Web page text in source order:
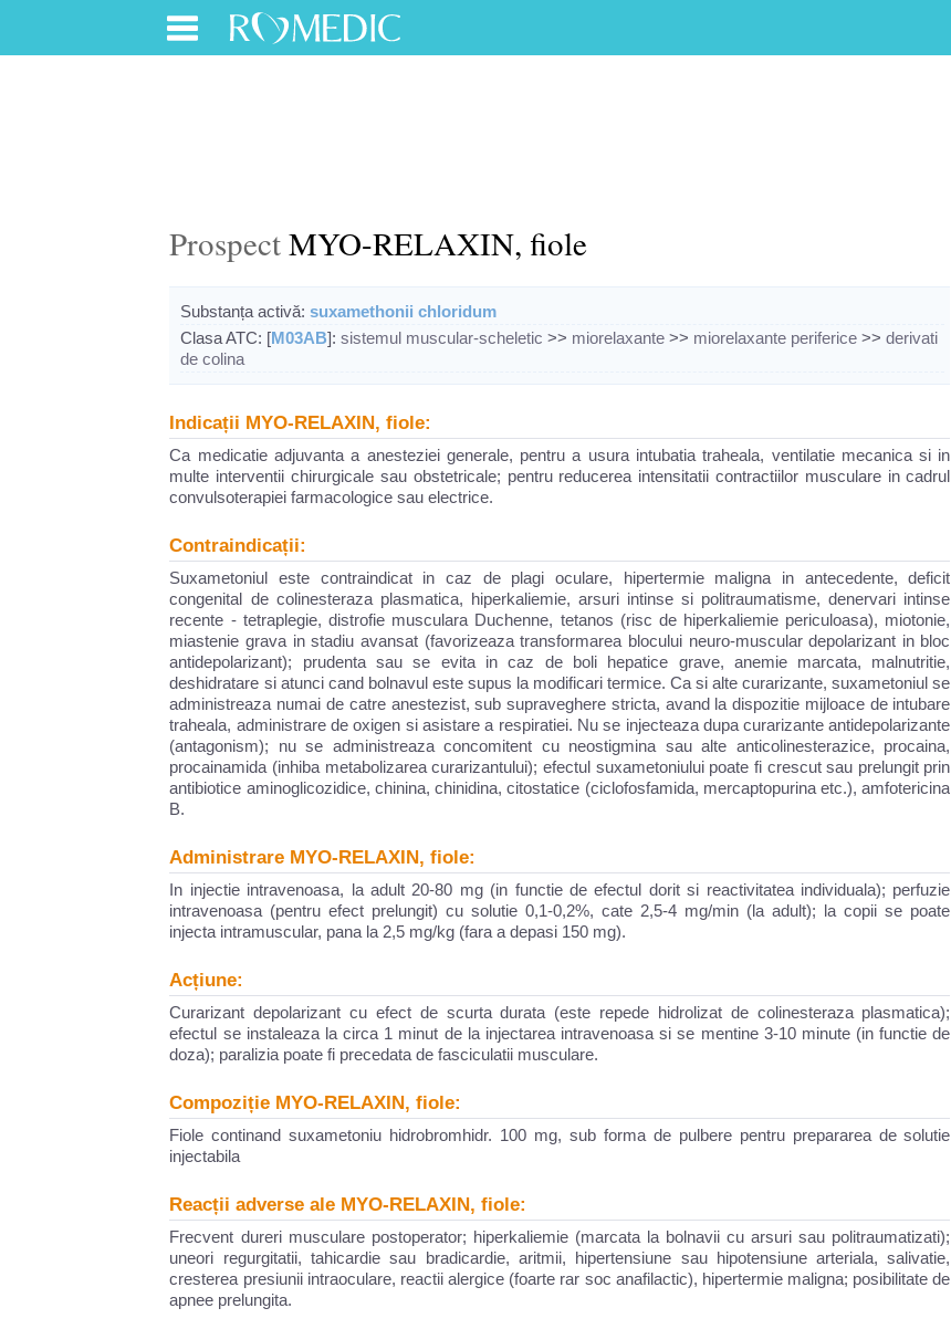
ProspectMYO-RELAXIN, fiole
Substanța activă:suxamethonii chloridum
Clasa ATC: [M03AB]:sistemul muscular-scheletic >> miorelaxante >> miorelaxante periferice >>derivati
de colina
Indicații MYO-RELAXIN, fiole:
Ca medicatie adjuvanta a anesteziei generale, pentru a usura intubatia traheala, ventilatie mecanica si in
multe interventii chirurgicale sau obstetricale; pentru reducerea intensitatii contractiilor musculare in cadrul
convulsoterapiei farmacologice sau electrice.
Contraindicații:
Suxametoniul este contraindicat in caz de plagi oculare, hipertermie maligna in antecedente, deficit
congenital de colinesteraza plasmatica, hiperkaliemie, arsuri intinse si politraumatisme, denervari intinse
recente - tetraplegie, distrofie musculara Duchenne, tetanos (risc de hiperkaliemie periculoasa), miotonie,
miastenie grava in stadiu avansat (favorizeaza transformarea blocului neuro-muscular depolarizant in bloc
antidepolarizant); prudenta sau se evita in caz de boli hepatice grave, anemie marcata, malnutritie,
deshidratare si atunci cand bolnavul este supus la modificari termice. Ca si alte curarizante, suxametoniul se
administreaza numai de catre anestezist, sub supraveghere stricta, avand la dispozitie mijloace de intubare
traheala, administrare de oxigen si asistare a respiratiei. Nu se injecteaza dupa curarizante antidepolarizante
(antagonism); nu se administreaza concomitent cu neostigmina sau alte anticolinesterazice, procaina,
procainamida (inhiba metabolizarea curarizantului); efectul suxametoniului poate fi crescut sau prelungit prin
antibiotice aminoglicozidice, chinina, chinidina, citostatice (ciclofosfamida, mercaptopurina etc.), amfotericina
B.
Administrare MYO-RELAXIN, fiole:
In injectie intravenoasa, la adult 20-80 mg (in functie de efectul dorit si reactivitatea individuala); perfuzie
intravenoasa (pentru efect prelungit) cu solutie 0,1-0,2%, cate 2,5-4 mg/min (la adult); la copii se poate
injecta intramuscular, pana la 2,5 mg/kg (fara a depasi 150 mg).
Acțiune:
Curarizant depolarizant cu efect de scurta durata (este repede hidrolizat de colinesteraza plasmatica);
efectul se instaleaza la circa 1 minut de la injectarea intravenoasa si se mentine 3-10 minute (in functie de
doza); paralizia poate fi precedata de fasciculatii musculare.
Compoziție MYO-RELAXIN, fiole:
Fiole continand suxametoniu hidrobromhidr. 100 mg, sub forma de pulbere pentru prepararea de solutie
injectabila
Reacții adverse ale MYO-RELAXIN, fiole:
Frecvent dureri musculare postoperator; hiperkaliemie (marcata la bolnavii cu arsuri sau politraumatizati);
uneori regurgitatii, tahicardie sau bradicardie, aritmii, hipertensiune sau hipotensiune arteriala, salivatie,
cresterea presiunii intraoculare, reactii alergice (foarte rar soc anafilactic), hipertermie maligna; posibilitate de
apnee prelungita.